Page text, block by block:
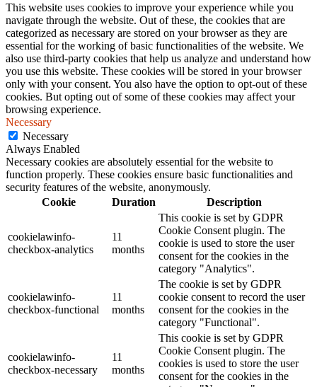
This website uses cookies to improve your experience while you
navigate through the website. Out of these, the cookies that are
categorized as necessary are stored on your browser as they are
essential for the working of basic functionalities of the website. We
also use third-party cookies that help us analyze and understand how
you use this website. These cookies will be stored in your browser
only with your consent. You also have the option to opt-out of these
cookies. But opting out of some of these cookies may affect your
browsing experience.
Necessary
Necessary
Always Enabled
Necessary cookies are absolutely essential for the website to
function properly. These cookies ensure basic functionalities and
security features of the website, anonymously.
Cookie
Duration Description
cookielawinfo-
checkbox-analytics
11
months
This cookie is set by GDPR
Cookie Consent plugin. The
cookie is used to store the user
consent for the cookies in the
category "Analytics".
cookielawinfo-
checkbox-functional
11
months
The cookie is set by GDPR
cookie consent to record the user
consent for the cookies in the
category "Functional".
cookielawinfo-
checkbox-necessary
11
months
This cookie is set by GDPR
Cookie Consent plugin. The
cookies is used to store the user
consent for the cookies in the